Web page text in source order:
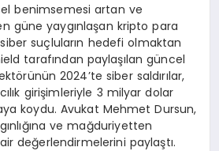
benimsemesi artan ve
güne yaygınlaşan kripto para
suçluların hedefi olmaktan
tarafından paylaşılan güncel
2024’te siber saldırılar,
girişimleriyle 3 milyar dolar
koydu. Avukat Mehmet Dursun,
ve mağduriyetten
değerlendirmelerini paylaştı.